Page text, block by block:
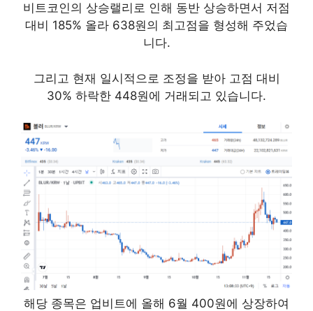
비트코인의 상승랠리로 인해 동반 상승하면서 저점
대비 185% 올라 638원의 최고점을 형성해 주었습
니다.
그리고 현재 일시적으로 조정을 받아 고점 대비
30% 하락한 448원에 거래되고 있습니다.
해당 종목은 업비트에 올해 6월 400원에 상장하여